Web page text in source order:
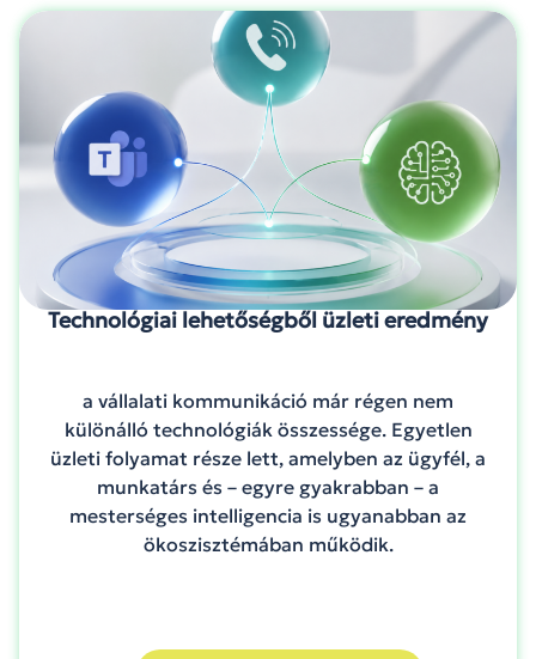
Technológiai lehetőségből üzleti eredmény
a vállalati kommunikáció már régen nem
különálló technológiák összessége. Egyetlen
üzleti folyamat része lett, amelyben az ügyfél, a
munkatárs és – egyre gyakrabban – a
mesterséges intelligencia is ugyanabban az
ökoszisztémában működik.